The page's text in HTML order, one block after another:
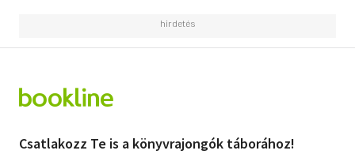
Csatlakozz Te is a könyvrajongók táborához!